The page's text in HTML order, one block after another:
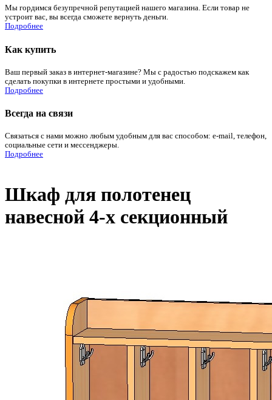
Мы гордимся безупречной репутацией нашего магазина. Если товар не
устроит вас, вы всегда сможете вернуть деньги.
Подробнее
Как купить
Ваш первый заказ в интернет-магазине? Мы с радостью подскажем как
сделать покупки в интернете простыми и удобными.
Подробнее
Всегда на связи
Связаться с нами можно любым удобным для вас способом: e-mail, телефон,
социальные сети и мессенджеры.
Подробнее
Шкаф для полотенец
навесной 4-х секционный